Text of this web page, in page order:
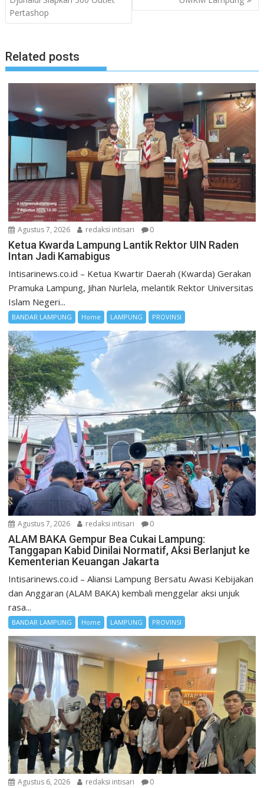
Pertashop
Related posts
Agustus 7, 2026 redaksi intisari 0
Ketua Kwarda Lampung Lantik Rektor UIN Raden
Intan Jadi Kamabigus
Intisarinews.co.id – Ketua Kwartir Daerah (Kwarda) Gerakan
Pramuka Lampung, Jihan Nurlela, melantik Rektor Universitas
Islam Negeri...
BANDAR LAMPUNG Home LAMPUNG PROVINSI
Agustus 7, 2026 redaksi intisari 0
ALAM BAKA Gempur Bea Cukai Lampung:
Tanggapan Kabid Dinilai Normatif, Aksi Berlanjut ke
Kementerian Keuangan Jakarta
Intisarinews.co.id – Aliansi Lampung Bersatu Awasi Kebijakan
dan Anggaran (ALAM BAKA) kembali menggelar aksi unjuk
rasa...
BANDAR LAMPUNG Home LAMPUNG PROVINSI
Agustus 6, 2026 redaksi intisari 0